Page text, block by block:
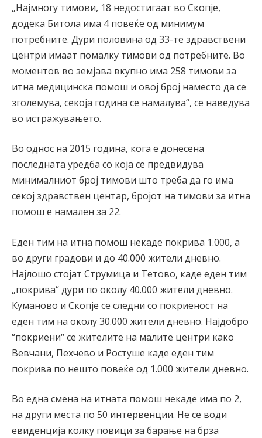
„Најмногу тимови, 18 недостигаат во Скопје,
додека Битола има 4 повеќе од минимум
потребните. Дури половина од 33-те здравствени
центри имаат помалку тимови од потребните. Во
моментов во земјава вкупно има 258 тимови за
итна медицинска помош и овој број наместо да се
зголемува, секоја година се намалува“, се наведува
во истражувањето.
Во однос на 2015 година, кога е донесена
последната уредба со која се предвидува
минималниот број тимови што треба да го има
секој здравствен центар, бројот на тимови за итна
помош е намален за 22.
Еден тим на итна помош некаде покрива 1.000, а
во други градови и до 40.000 жители дневно.
Најлошо стојат Струмица и Тетово, каде еден тим
„покрива“ дури по околу 40.000 жители дневно.
Куманово и Скопје се следни со покриеност на
еден тим на околу 30.000 жители дневно. Најдобро
“покриени“ се жителите на малите центри како
Вевчани, Пехчево и Ростуше каде еден тим
покрива по нешто повеќе од 1.000 жители дневно.
Во една смена на итната помош некаде има по 2,
на други места по 50 интервенции. Не се води
евиденција колку повици за барање на брза